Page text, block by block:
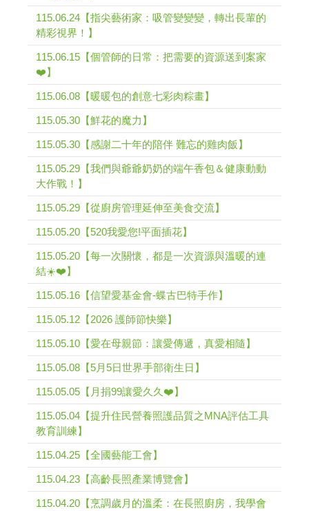
115.06.24【指尖藝術家：吸管變變變，轉出長輩的
精彩視界！】
115.06.15【個管師的日常：把需要的資源送到案家
❤️】
115.06.08【暖暖包的創意七彩肉粽畫】
115.05.30【鮮花的魔力】
115.05.30【感謝二十年的陪伴 難忘的雞肉飯】
115.05.29【我們與爺爺奶奶的端午香包＆健康動動
大作戰！】
115.05.29【從廚房管理延伸至美食交流】
115.05.20【520我愛您!平面插花】
115.05.20【每一次關懷，都是一次資源與溫暖的連
結☀️❤️】
115.05.16【信望愛基金會-蝶古巴特手作】
115.05.12【2026 護師節快樂】
115.05.10【愛在母親節：讓愛傳遞，真愛相隨】
115.05.08【5月5日世界手部衛生日】
115.05.05【月捐99讓愛久久❤️】
115.05.04【提升住民營養照護品質之MNA評估工具
教育訓練】
115.04.25【全國藝能工會】
115.04.23【高齡長照產業博覽會】
115.04.20【烹調歲月的溫柔：在長照廚房，我學會